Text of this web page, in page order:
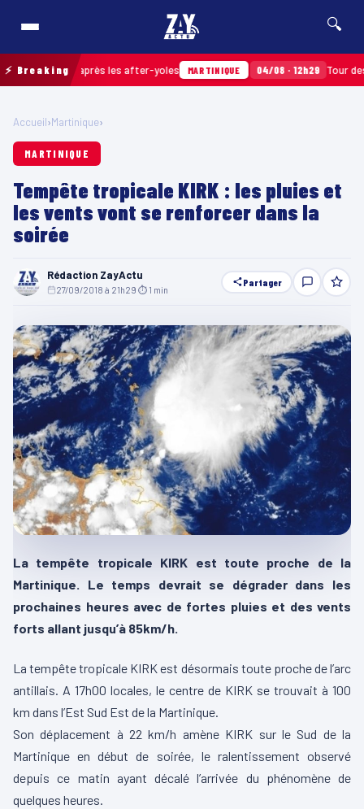
🔍
⚡ Breaking
ramassés après les after-yoles MARTINIQUE 04/08 · 12h29 Tour des
Accueil›Martinique›
MARTINIQUE
Tempête tropicale KIRK : les pluies et
les vents vont se renforcer dans la
soirée
Rédaction ZayActu
27/09/2018 à 21h29 ⏱ 1 min
Partager
La tempête tropicale KIRK est toute proche de la
Martinique. Le temps devrait se dégrader dans les
prochaines heures avec de fortes pluies et des vents
forts allant jusqu’à 85km/h.
La tempête tropicale KIRK est désormais toute proche de l’arc
antillais. A 17h00 locales, le centre de KIRK se trouvait à 100
km dans l’Est Sud Est de la Martinique.
Son déplacement à 22 km/h amène KIRK sur le Sud de la
Martinique en début de soirée, le ralentissement observé
depuis ce matin ayant décalé l’arrivée du phénomène de
quelques heures.